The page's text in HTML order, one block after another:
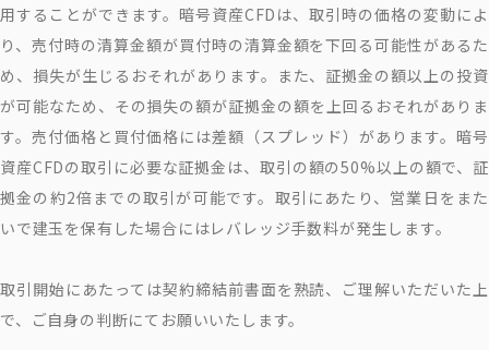
用することができます。暗号資産CFDは、取引時の価格の変動によ
り、売付時の清算金額が買付時の清算金額を下回る可能性があるた
め、損失が生じるおそれがあります。また、証拠金の額以上の投資
が可能なため、その損失の額が証拠金の額を上回るおそれがありま
す。売付価格と買付価格には差額（スプレッド）があります。暗号
資産CFDの取引に必要な証拠金は、取引の額の50%以上の額で、証
拠金の約2倍までの取引が可能です。取引にあたり、営業日をまた
いで建玉を保有した場合にはレバレッジ手数料が発生します。
取引開始にあたっては契約締結前書面を熟読、ご理解いただいた上
で、ご自身の判断にてお願いいたします。